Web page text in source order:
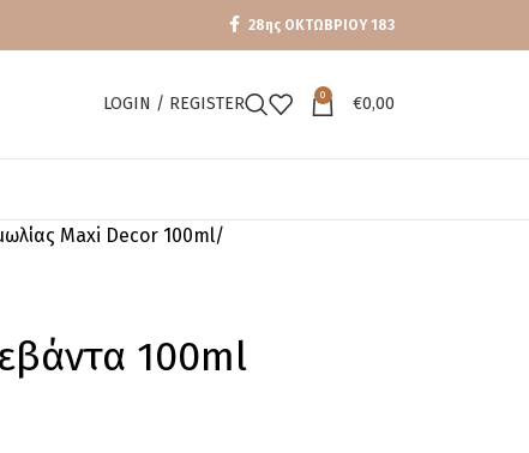
28ης ΟΚΤΩΒΡΙΟΥ 183
LOGIN / REGISTER 0 €0,00
Maxi Decor 100ml
100ml